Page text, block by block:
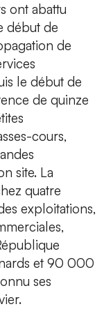
ont abattu
début de
de
le début de
de quinze
cours,
site. La
quatre
exploitations,
et 90 000
ses